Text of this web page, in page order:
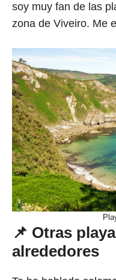
soy muy fan de las
zona de Viveiro. Me
📌 Otras
alrededores